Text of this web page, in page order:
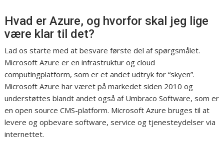
Hvad er Azure, og hvorfor skal jeg lige
være klar til det?
Lad os starte med at besvare første del af spørgsmålet.
Microsoft Azure er en infrastruktur og cloud
computingplatform, som er et andet udtryk for “skyen”.
Microsoft Azure har været på markedet siden 2010 og
understøttes blandt andet også af Umbraco Software, som er
en open source CMS-platform. Microsoft Azure bruges til at
levere og opbevare software, service og tjenesteydelser via
internettet.